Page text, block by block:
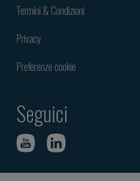
Termini & Condizioni
Privacy
Preferenze cookie
Seguici